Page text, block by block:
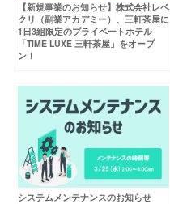
【新規事業のお知らせ】株式会社レベ
クリ（副業アカデミー）、三軒茶屋に
1日3組限定のプライベートホテル
「TIME LUXE 三軒茶屋」をオープ
ン！
システムメンテナンスのお知らせ